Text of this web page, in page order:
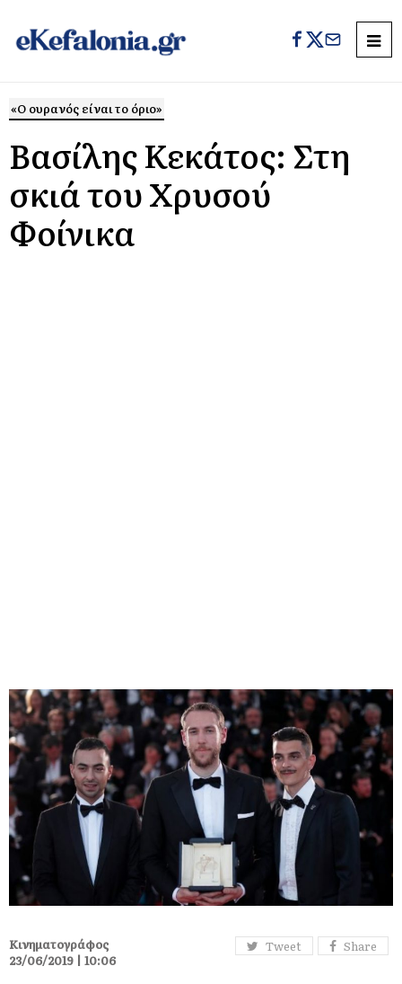
«Ο ουρανός είναι το όριο»
Βασίλης Κεκάτος: Στη
σκιά του Χρυσού
Φοίνικα
Tweet Share
Κινηματογράφος
23/06/2019 | 10:06